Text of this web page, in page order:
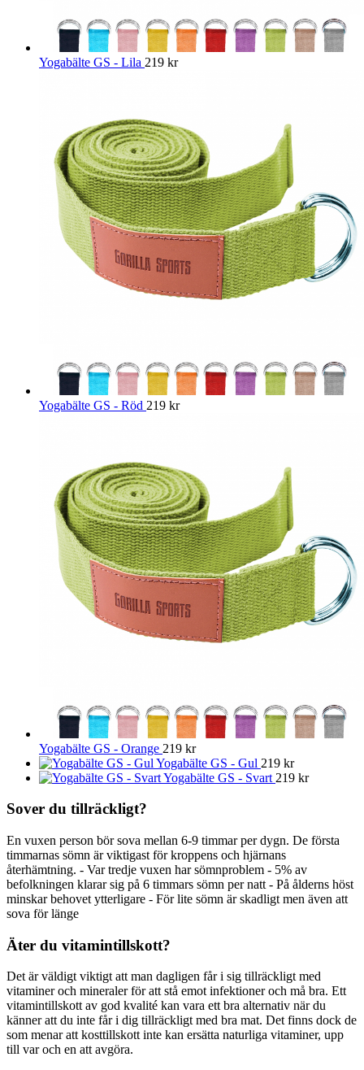
Yogabälte GS - Lila 219 kr
Yogabälte GS - Röd 219 kr
Yogabälte GS - Orange 219 kr
Yogabälte GS - Gul 219 kr
Yogabälte GS - Svart 219 kr
Sover du tillräckligt?
En vuxen person bör sova mellan 6-9 timmar per dygn. De första
timmarnas sömn är viktigast för kroppens och hjärnans
återhämtning. - Var tredje vuxen har sömnproblem - 5% av
befolkningen klarar sig på 6 timmars sömn per natt - På ålderns höst
minskar behovet ytterligare - För lite sömn är skadligt men även att
sova för länge
Äter du vitamintillskott?
Det är väldigt viktigt att man dagligen får i sig tillräckligt med
vitaminer och mineraler för att stå emot infektioner och må bra. Ett
vitamintillskott av god kvalité kan vara ett bra alternativ när du
känner att du inte får i dig tillräckligt med bra mat. Det finns dock de
som menar att kosttillskott inte kan ersätta naturliga vitaminer, upp
till var och en att avgöra.